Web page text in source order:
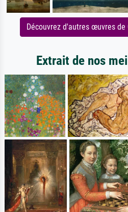
Découvrez d'autres œuvres de
Extrait de nos